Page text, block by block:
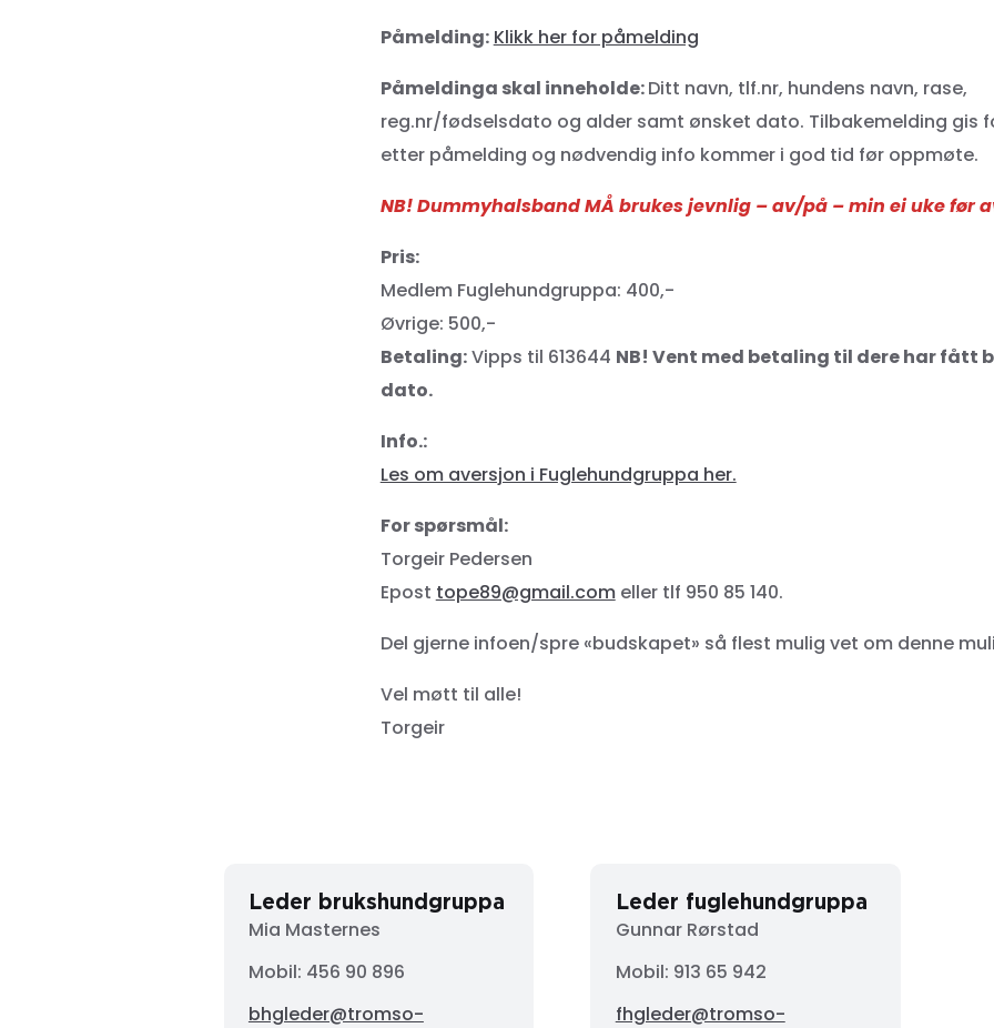
Påmelding: Klikk her for påmelding
Påmeldinga skal inneholde:Ditt navn, tlf.nr, hundens navn, rase,
reg.nr/fødselsdato og alder samt ønsket dato. Tilbakemelding gis
etter påmelding og nødvendig info kommer i god tid før oppmøte.
NB! Dummyhalsband MÅ brukes jevnlig – av/på – min ei uke før
Pris:
Medlem Fuglehundgruppa: 400,-
Øvrige: 500,-
Betaling:Vipps til 613644 NB! Vent med betaling til dere har fått
dato.
Info.:
Les om aversjon i Fuglehundgruppa her.
For spørsmål:
Torgeir Pedersen
Epost tope89@gmail.comeller tlf 950 85 140.
Del gjerne infoen/spre «budskapet» så flest mulig vet om denne
Vel møtt til alle!
Torgeir
Leder brukshundgruppa
Mia Masternes
Mobil: 456 90 896
bhgleder@tromso-
Leder fuglehundgruppa
Gunnar Rørstad
Mobil: 913 65 942
fhgleder@tromso-